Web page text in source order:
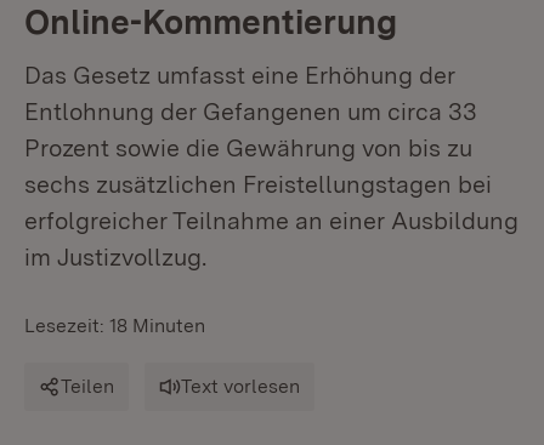
Online-Kommentierung
Das Gesetz umfasst eine Erhöhung der
Entlohnung der Gefangenen um circa 33
Prozent sowie die Gewährung von bis zu
sechs zusätzlichen Freistellungstagen bei
erfolgreicher Teilnahme an einer Ausbildung
im Justizvollzug.
Lesezeit: 18 Minuten
Teilen Text vorlesen